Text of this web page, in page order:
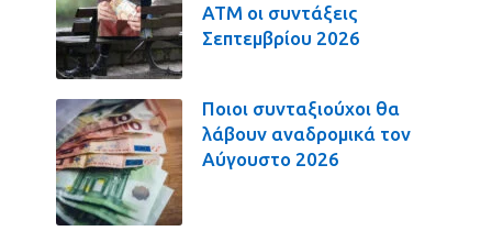
ΑΤΜ οι συντάξεις
Σεπτεμβρίου 2026
Ποιοι συνταξιούχοι θα
λάβουν αναδρομικά τον
Αύγουστο 2026